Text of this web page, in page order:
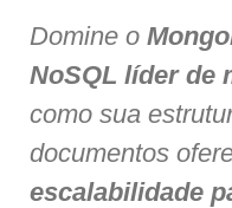
Domine o
NoSQL líder de
como sua
documentos
escalabilidade